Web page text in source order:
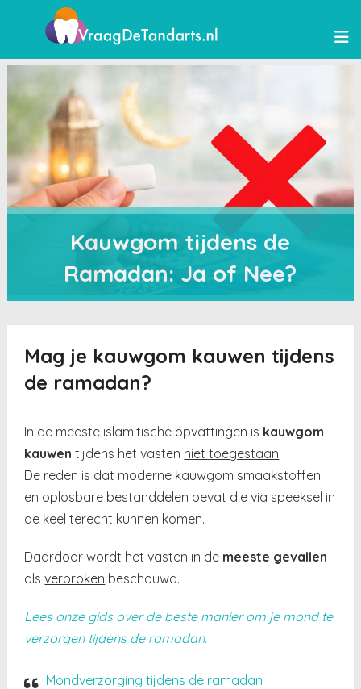
Kauwgom tijdens de
Ramadan: Ja of Nee?
Mag je kauwgom kauwen tijdens
de ramadan?
In de meeste islamitische opvattingen is kauwgom
kauwen tijdens het vasten niet toegestaan.
De reden is dat moderne kauwgom smaakstoffen
en oplosbare bestanddelen bevat die via speeksel in
de keel terecht kunnen komen.
Daardoor wordt het vasten in de meeste gevallen
alsverbroken beschouwd.
Lees onze gids over de beste manier om je mond te
verzorgen tijdens de ramadan.
Mondverzorging tijdens de ramadan